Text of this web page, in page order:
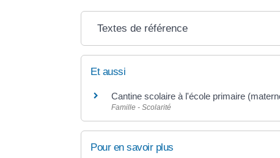
Textes de référence
Et aussi
Cantine scolaire à l'école primaire
Famille - Scolarité
Pour en savoir plus